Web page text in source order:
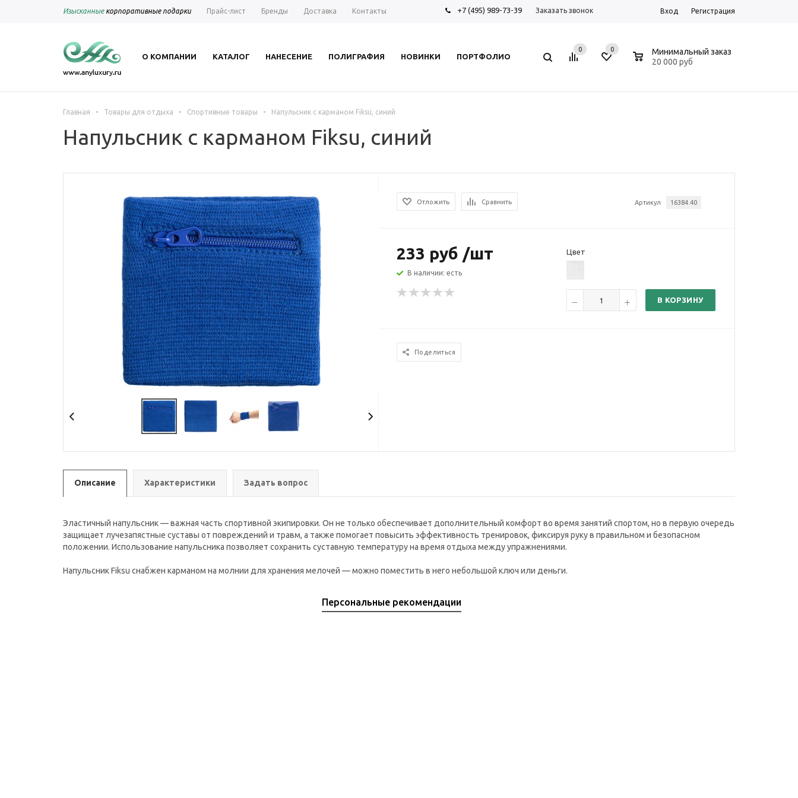
Изысканныекорпоративные подарки Прайс-лист Бренды Доставка Контакты +7 (495) 989-73-39 Заказать звонок Вход Регистрация
О КОМПАНИИ КАТАЛОГ НАНЕСЕНИЕ ПОЛИГРАФИЯ НОВИНКИ ПОРТФОЛИО
0 0
Минимальный заказ
20 000 руб
Главная - Товары для отдыха - Спортивные товары - Напульсник с карманом Fiksu, синий
Напульсник с карманом Fiksu, синий
Артикул 16384.40
Отложить Сравнить
233 руб /шт
В наличии: есть
Цвет
В КОРЗИНУ
Поделиться
Описание Характеристики Задать вопрос
Эластичный напульсник — важная часть спортивной экипировки. Он не только обеспечивает дополнительный комфорт во время занятий спортом, но в первую очередь
защищает лучезапястные суставы от повреждений и травм, а также помогает повысить эффективность тренировок, фиксируя руку в правильном и безопасном
положении. Использование напульсника позволяет сохранить суставную температуру на время отдыха между упражнениями.
Напульсник Fiksu снабжен карманом на молнии для хранения мелочей — можно поместить в него небольшой ключ или деньги.
Персональные рекомендации